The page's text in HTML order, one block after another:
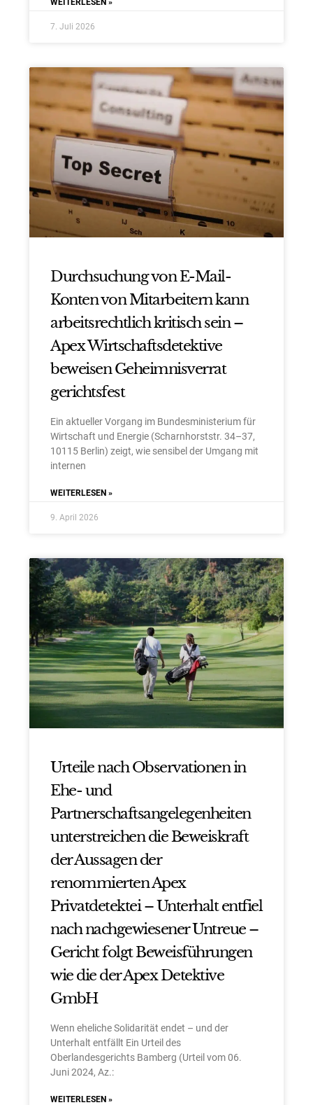
WEITERLESEN »
7. Juli 2026
Durchsuchung von E-Mail-
Konten von Mitarbeitern kann
arbeitsrechtlich kritisch sein –
Apex Wirtschaftsdetektive
beweisen Geheimnisverrat
gerichtsfest
Ein aktueller Vorgang im Bundesministerium für
Wirtschaft und Energie (Scharnhorststr. 34–37,
10115 Berlin) zeigt, wie sensibel der Umgang mit
internen
WEITERLESEN »
9. April 2026
Urteile nach Observationen in
Ehe- und
Partnerschaftsangelegenheiten
unterstreichen die Beweiskraft
der Aussagen der
renommierten Apex
Privatdetektei – Unterhalt entfiel
nach nachgewiesener Untreue –
Gericht folgt Beweisführungen
wie die der Apex Detektive
GmbH
Wenn eheliche Solidarität endet – und der
Unterhalt entfällt Ein Urteil des
Oberlandesgerichts Bamberg (Urteil vom 06.
Juni 2024, Az.:
WEITERLESEN »